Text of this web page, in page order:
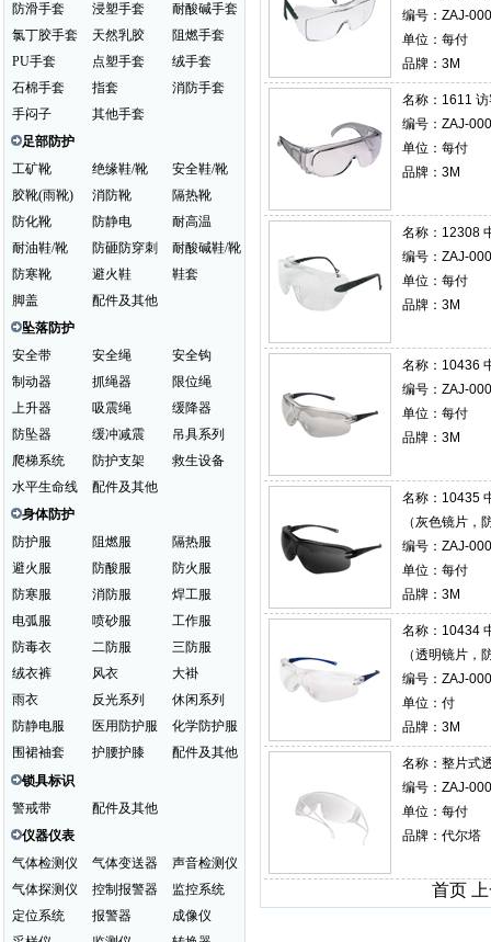
防滑手套
浸塑手套
耐酸碱手套
氯丁胶手套
天然乳胶
阻燃手套
PU手套
点塑手套
绒手套
石棉手套
指套
消防手套
手闷子
其他手套
足部防护
工矿靴
绝缘鞋/靴
安全鞋/靴
胶靴(雨靴)
消防靴
隔热靴
防化靴
防静电
耐高温
耐油鞋/靴
防砸防穿刺
耐酸碱鞋/靴
防寒靴
避火鞋
鞋套
脚盖
配件及其他
坠落防护
安全带
安全绳
安全钩
制动器
抓绳器
限位绳
上升器
吸震绳
缓降器
防坠器
缓冲减震
吊具系列
爬梯系统
防护支架
救生设备
水平生命线
配件及其他
身体防护
防护服
阻燃服
隔热服
避火服
防酸服
防火服
防寒服
消防服
焊工服
电弧服
喷砂服
工作服
防毒衣
二防服
三防服
绒衣裤
风衣
大褂
雨衣
反光系列
休闲系列
防静电服
医用防护服
化学防护服
围裙袖套
护腰护膝
配件及其他
锁具标识
警戒带
配件及其他
仪器仪表
气体检测仪
气体变送器
声音检测仪
气体探测仪
控制报警器
监控系统
定位系统
报警器
成像仪
编号：ZAJ-
单位：每付
品牌：3M
名称： 1611
编号：ZAJ-
单位：每付
品牌：3M
名称： 12308
编号：ZAJ-
单位：每付
品牌：3M
名称： 10436
编号：ZAJ-
单位：每付
品牌：3M
名称： 10435
（灰色镜片，
编号：ZAJ-
单位：每付
品牌：3M
名称： 10434
（透明镜片，
编号：ZAJ-
单位：付
品牌：3M
名称： 整片式
编号：ZAJ-
单位：每付
品牌：代尔塔
首页